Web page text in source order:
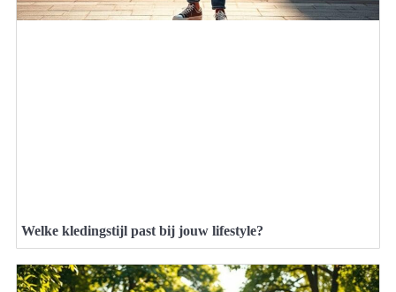
Welke kledingstijl past bij jouw lifestyle?